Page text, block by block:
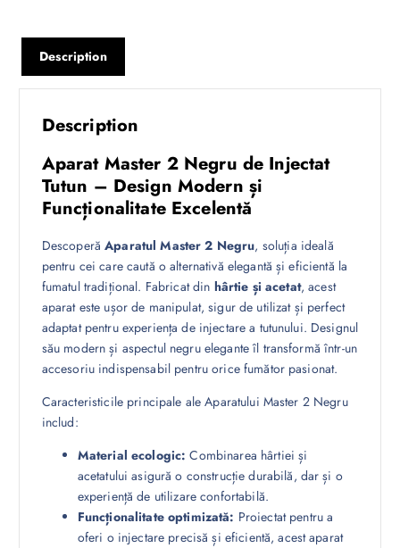
Description
Description
Aparat Master 2 Negru de Injectat
Tutun – Design Modern și
Funcționalitate Excelentă
DescoperăAparatul Master 2 Negru, soluția ideală
pentru cei care caută o alternativă elegantă și eficientă la
fumatul tradițional. Fabricat din hârtie și acetat, acest
aparat este ușor de manipulat, sigur de utilizat și perfect
adaptat pentru experiența de injectare a tutunului. Designul
său modern și aspectul negru elegante îl transformă într-un
accesoriu indispensabil pentru orice fumător pasionat.
Caracteristicile principale ale Aparatului Master 2 Negru
includ:
Material ecologic: Combinarea hârtiei și
acetatului asigură o construcție durabilă, dar și o
experiență de utilizare confortabilă.
Funcționalitate optimizată: Proiectat pentru a
oferi o injectare precisă și eficientă, acest aparat